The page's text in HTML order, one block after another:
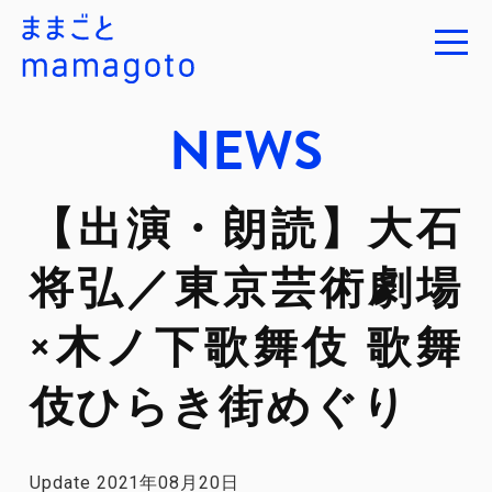
NEWS
【出演・朗読】大石
将弘／東京芸術劇場
×木ノ下歌舞伎 歌舞
伎ひらき街めぐり
Update 2021年08月20日